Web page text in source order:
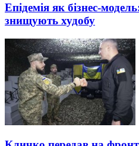
Епідемія як бізнес-
знищують худобу